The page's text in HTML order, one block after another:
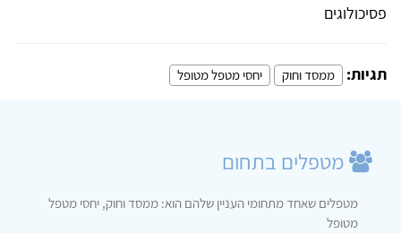
פסיכולוגים
תגיות: ממסד וחוק יחסי מטפל מטופל
מטפלים בתחום
מטפלים שאחד מתחומי העניין שלהם הוא: ממסד וחוק, יחסי מטפל
מטופל